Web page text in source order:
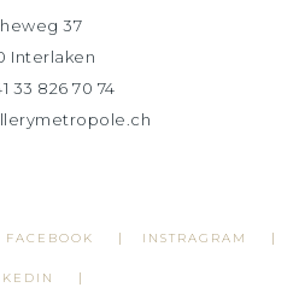
37
Interlaken
33 826 70 74
FACEBOOK INSTRAGRAM